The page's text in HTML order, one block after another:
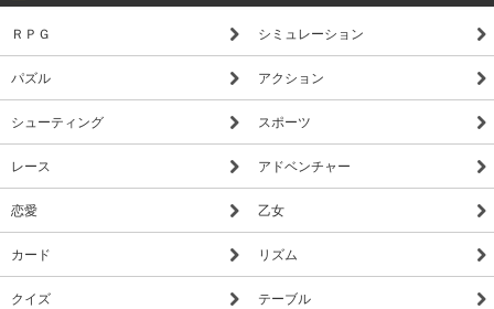
ＲＰＧ シミュレーション
パズル アクション
シューティング スポーツ
レース アドベンチャー
恋愛 乙女
カード リズム
クイズ テーブル